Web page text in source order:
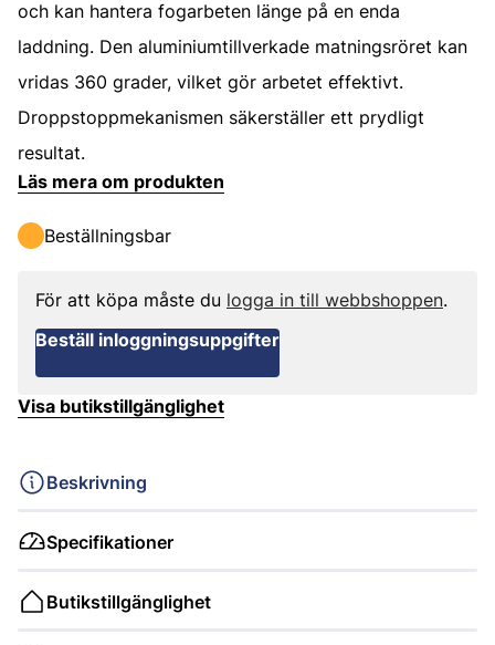
och kan hantera fogarbeten länge på en enda
laddning. Den aluminiumtillverkade matningsröret kan
vridas 360 grader, vilket gör arbetet effektivt.
Droppstoppmekanismen säkerställer ett prydligt
resultat.
Läs mera om produkten
Beställningsbar
För att köpa måste du logga in till webbshoppen.
Beställ inloggningsuppgifter
Visa butikstillgänglighet
Beskrivning
Specifikationer
Butikstillgänglighet